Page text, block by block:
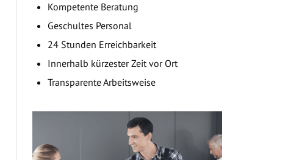
Kompetente Beratung
Geschultes Personal
24 Stunden Erreichbarkeit
Innerhalb kürzester Zeit vor Ort
Transparente Arbeitsweise